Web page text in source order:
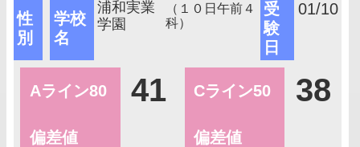
性
別
学校
名
浦和実業
学園
（１０日午前４
科）
受
験
日
01/10
Aライン80
偏差値
41 Cライン50
偏差値
38